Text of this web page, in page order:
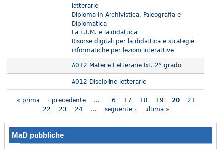
letterarie
Diploma in Archivistica, Paleografia e
Diplomatica
La L.I.M. e la didattica
Risorse digitali per la didattica e strategie
informatiche per lezioni interattive
A012 Materie Letterarie Ist. 2° grado
A012 Discipline letterarie
Pagine
« prima ‹ precedente … 16 17 18 19 20
21
22
23 24 … seguente › ultima »
MaD pubbliche